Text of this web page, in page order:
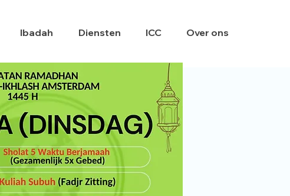
Ibadah Diensten ICC Over ons